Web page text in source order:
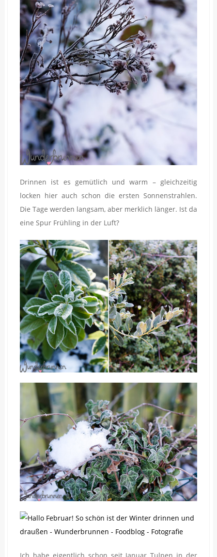
Drinnen ist es gemütlich und warm – gleichzeitig
locken hier auch schon die ersten Sonnenstrahlen.
Die Tage werden langsam, aber merklich länger. Ist da
eine Spur Frühling in der Luft?